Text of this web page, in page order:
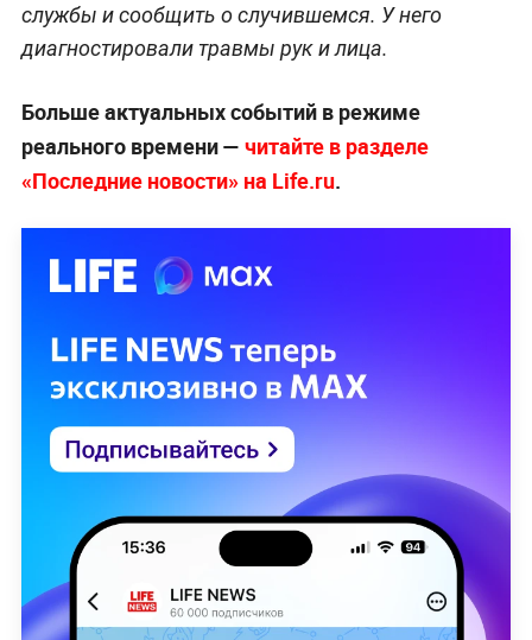
службы и сообщить о случившемся. У него
диагностировали травмы рук и лица.
Больше актуальных событий в режиме
реального времени — читайте в разделе
«Последние новости» на Life.ru.